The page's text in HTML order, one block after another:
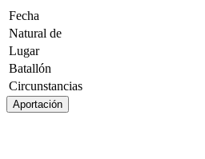
Fecha
Natural de
Lugar
Batallón
Circunstancias